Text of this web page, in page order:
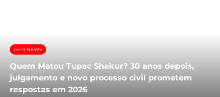
AFRI NEWS
Quem Matou Tupac Shakur? 30 anos depois,
julgamento e novo processo civil prometem
respostas em 2026